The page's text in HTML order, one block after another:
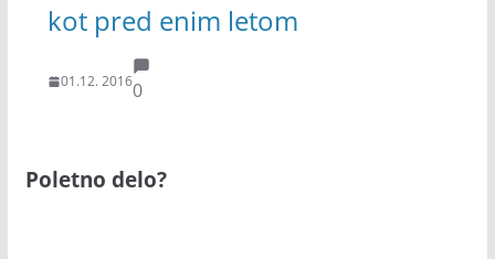
kot pred enim letom
01.12. 20160
Poletno delo?